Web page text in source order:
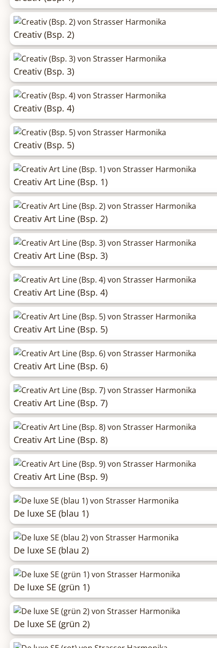
Creativ (Bsp. 2)
Creativ (Bsp. 3)
Creativ (Bsp. 4)
Creativ (Bsp. 5)
Creativ Art Line (Bsp. 1)
Creativ Art Line (Bsp. 2)
Creativ Art Line (Bsp. 3)
Creativ Art Line (Bsp. 4)
Creativ Art Line (Bsp. 5)
Creativ Art Line (Bsp. 6)
Creativ Art Line (Bsp. 7)
Creativ Art Line (Bsp. 8)
Creativ Art Line (Bsp. 9)
De luxe SE (blau 1)
De luxe SE (blau 2)
De luxe SE (grün 1)
De luxe SE (grün 2)